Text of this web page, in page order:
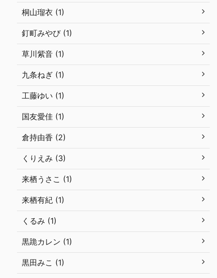
桐山瑠衣 (1)
釘町みやび (1)
草川紫音 (1)
九条ねぎ (1)
工藤ゆい (1)
国友愛佳 (1)
倉持由香 (2)
くりえみ (3)
来栖うさこ (1)
来栖有紀 (1)
くるみ (1)
黒跪カレン (1)
黒田みこ (1)